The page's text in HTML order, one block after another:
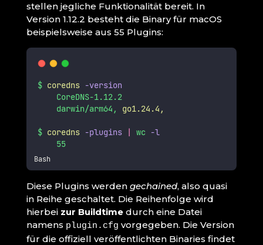
stellen jegliche Funktionalität bereit. In
Version 1.12.2 besteht die Binary für macOS
beispielsweise aus 55 Plugins:
$ coredns -version
CoreDNS-1.12.2
darwin/arm64,
go1.24.4,
$ coredns -plugins | wc
-l
55
Bash
Diese Plugins werden gechained, also quasi
in Reihe geschaltet. Die Reihenfolge wird
hierbei zur Buildtimedurch eine Datei
namens plugin.cfg vorgegeben. Die Version
für die offiziell veröffentlichten Binaries findet